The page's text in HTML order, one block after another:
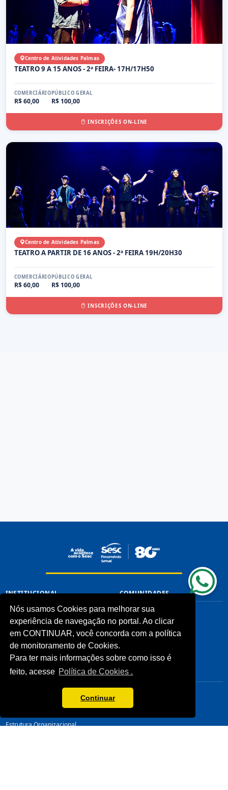
Nós usamos Cookies para melhorar sua
experiência de navegação no portal. Ao clicar
em CONTINUAR, você concorda com a política
de monitoramento de Cookies.
Para ter mais informações sobre como isso é
feito, acesse Política de Cookies .
Continuar
Centro de Atividades Palmas
TEATRO 9 A 15 ANOS - 2ª FEIRA- 17H/17H50
COMERCIÁRIO
R$ 60,00
PÚBLICO GERAL
R$ 100,00
INSCRIÇÕES ON-LINE
Centro de Atividades Palmas
TEATRO A PARTIR DE 16 ANOS - 2ª FEIRA 19H/20H30
COMERCIÁRIO
R$ 60,00
PÚBLICO GERAL
R$ 100,00
INSCRIÇÕES ON-LINE
INSTITUCIONAL
Processos Seletivos (Antigos)
Licitações
Notícias
Imprensa
Fale Conosco
Biblioteca
COMUNIDADES
Unidades Sesc-TO
Cliente
CONHEÇA
Sistema Fecomércio
Estrutura Organizacional
LINKS ÚTEIS
Senac